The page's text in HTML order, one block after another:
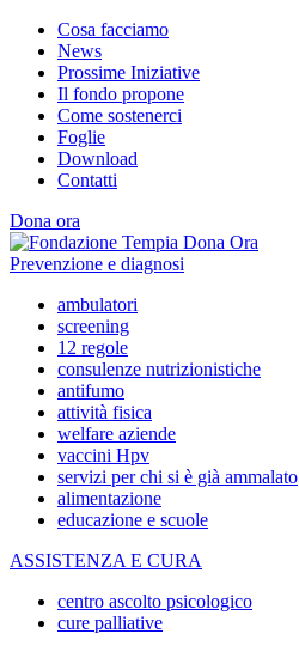
Cosa facciamo
News
Prossime Iniziative
Il fondo propone
Come sostenerci
Foglie
Download
Contatti
Dona ora
Prevenzione e diagnosi
ambulatori
screening
12 regole
consulenze nutrizionistiche
antifumo
attività fisica
welfare aziende
vaccini Hpv
servizi per chi si è già ammalato
alimentazione
educazione e scuole
ASSISTENZA E CURA
centro ascolto psicologico
cure palliative